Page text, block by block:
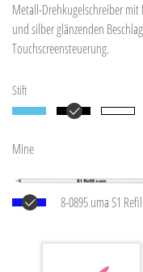
Metall-Drehkugelschreiber
und silber glänzenden
Touchscreensteuerung.
Stift
Mine
8-0895 uma S1
m.